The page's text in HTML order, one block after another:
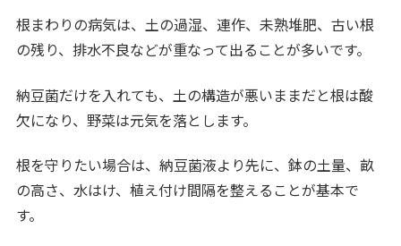
根まわりの病気は、土の過湿、連作、未熟堆肥、古い根
の残り、排水不良などが重なって出ることが多いです。
納豆菌だけを入れても、土の構造が悪いままだと根は酸
欠になり、野菜は元気を落とします。
根を守りたい場合は、納豆菌液より先に、鉢の土量、畝
の高さ、水はけ、植え付け間隔を整えることが基本で
す。